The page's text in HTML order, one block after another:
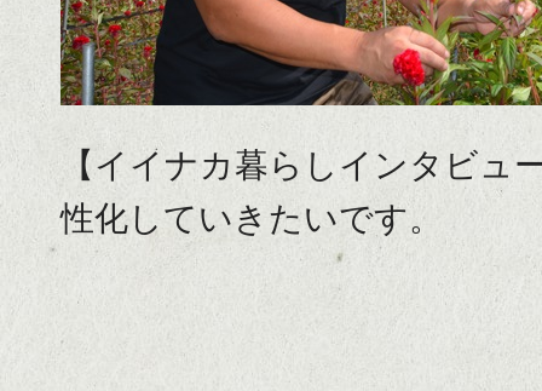
【イイナカ暮らしインタビュ
性化していきたいです。